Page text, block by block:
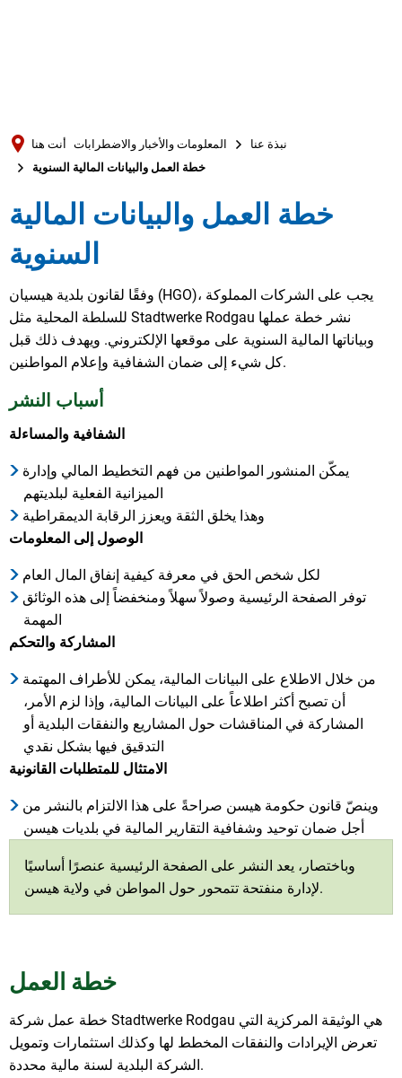
Português
أنت هنا المعلومات والأخبار والاضطرابات
نبذة عنا
خطة العمل والبيانات المالية السنوية
خطة العمل والبيانات المالية
السنوية
وفقًا لقانون بلدية هيسيان (HGO)، يجب على الشركات المملوكة
للسلطة المحلية مثل Stadtwerke Rodgau نشر خطة عملها
وبياناتها المالية السنوية على موقعها الإلكتروني. ويهدف ذلك قبل
كل شيء إلى ضمان الشفافية وإعلام المواطنين.
أسباب النشر
الشفافية والمساءلة
يمكّن المنشور المواطنين من فهم التخطيط المالي وإدارة
الميزانية الفعلية لبلديتهم
وهذا يخلق الثقة ويعزز الرقابة الديمقراطية
الوصول إلى المعلومات
لكل شخص الحق في معرفة كيفية إنفاق المال العام
توفر الصفحة الرئيسية وصولاً سهلاً ومنخفضاً إلى هذه الوثائق
المهمة
المشاركة والتحكم
من خلال الاطلاع على البيانات المالية، يمكن للأطراف المهتمة
أن تصبح أكثر اطلاعاً على البيانات المالية، وإذا لزم الأمر،
المشاركة في المناقشات حول المشاريع والنفقات البلدية أو
التدقيق فيها بشكل نقدي
الامتثال للمتطلبات القانونية
وينصّ قانون حكومة هيسن صراحةً على هذا الالتزام بالنشر من
أجل ضمان توحيد وشفافية التقارير المالية في بلديات هيسن
وباختصار، يعد النشر على الصفحة الرئيسية عنصرًا أساسيًا
لإدارة منفتحة تتمحور حول المواطن في ولاية هيسن.
خطة العمل
خطة عمل شركة Stadtwerke Rodgau هي الوثيقة المركزية التي
تعرض الإيرادات والنفقات المخطط لها وكذلك استثمارات وتمويل
الشركة البلدية لسنة مالية محددة.